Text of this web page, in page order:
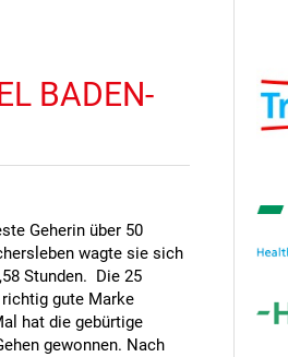
BADEN-
Geherin über 50
wagte sie sich
Stunden. Die 25
gute Marke
hat die gebürtige
gewonnen. Nach